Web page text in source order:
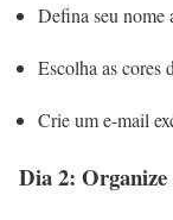
Defina seu nome
Escolha as cores
Crie um e-mail
Dia 2: